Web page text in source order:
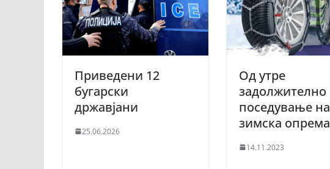
Приведени 12
бугарски
државјани
25.06.2026
Од утре
задолжително
поседување на
зимска опрема
14.11.2023